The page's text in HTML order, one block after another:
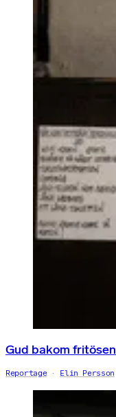
Gud bakom fritösen
Reportage Elin Persson